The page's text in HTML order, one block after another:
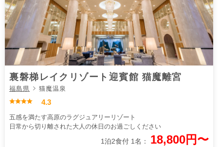
裏磐梯レイクリゾート迎賓館 猫魔離宮
福島県 猫魔温泉
4.3
五感を満たす高原のラグジュアリーリゾート
日常から切り離された大人の休日のお過ごしください
1泊2食付 1名： 18,800円〜